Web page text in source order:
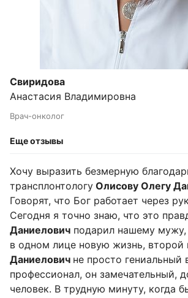
Свиридова
Анастасия Владимировна
Врач-онколог
Еще отзывы
Хочу выразить безмерную
трансплонтологу Олисову Олегу
Говорят, что Бог работает через
Сегодня я точно знаю, что это
Даниелович подарил нашему
в одном лице новую жизнь, второй
Даниелович не просто гениальный
профессионал, он замечательный,
человек. В трудную минуту, когда